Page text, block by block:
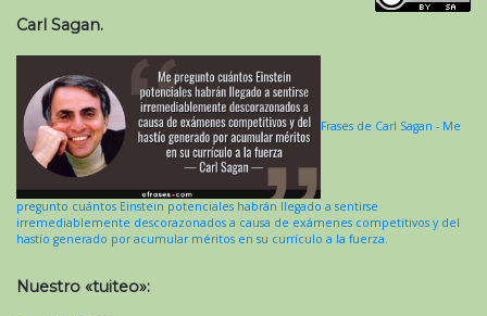
Carl Sagan.
Frases de Carl Sagan - Me
pregunto cuántos Einstein potenciales habrán llegado a sentirse
irremediablemente descorazonados a causa de exámenes competitivos y del
hastío generado por acumular méritos en su currículo a la fuerza.
Nuestro «tuiteo»: